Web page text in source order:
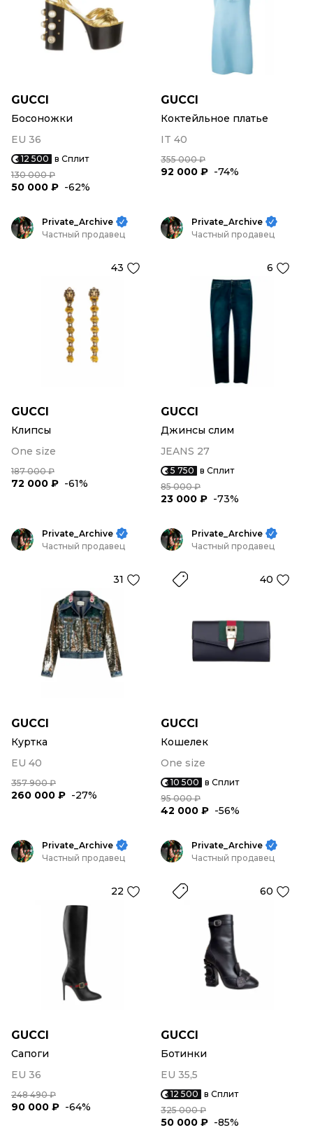
GUCCI
Босоножки
EU 36
12 500 в Сплит
130 000 ₽
50 000 ₽ -62%
GUCCI
Коктейльное платье
IT 40
355 000 ₽
92 000 ₽ -74%
Private_Archive
Частный продавец
43
GUCCI
Клипсы
One size
187 000 ₽
72 000 ₽ -61%
Private_Archive
Частный продавец
6
GUCCI
Джинсы слим
JEANS 27
5 750 в Сплит
85 000 ₽
23 000 ₽ -73%
Private_Archive
Частный продавец
31
GUCCI
Куртка
EU 40
357 900 ₽
260 000 ₽ -27%
Private_Archive
Частный продавец
40
GUCCI
Кошелек
One size
10 500 в Сплит
95 000 ₽
42 000 ₽ -56%
Private_Archive
Частный продавец
22
GUCCI
Сапоги
EU 36
248 490 ₽
90 000 ₽ -64%
Private_Archive
Частный продавец
60
GUCCI
Ботинки
EU 35,5
12 500 в Сплит
325 000 ₽
50 000 ₽ -85%